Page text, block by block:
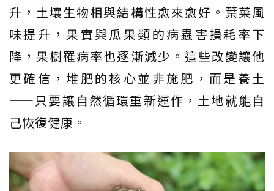
升，土壤生物相與結構性愈來愈好。葉菜風
味提升，果實與瓜果類的病蟲害損耗率下
降，果樹罹病率也逐漸減少。這些改變讓他
更確信，堆肥的核心並非施肥，而是養土
——只要讓自然循環重新運作，土地就能自
己恢復健康。